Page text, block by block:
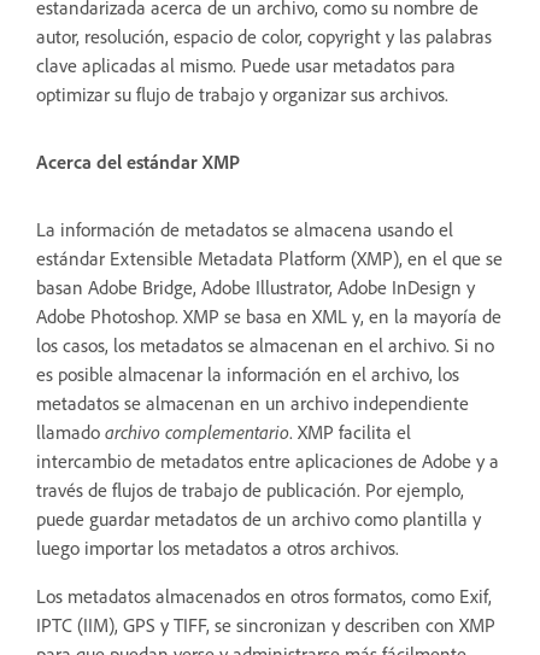
estandarizada acerca de un archivo, como su nombre de
autor, resolución, espacio de color, copyright y las palabras
clave aplicadas al mismo. Puede usar metadatos para
optimizar su flujo de trabajo y organizar sus archivos.
Acerca del estándar XMP
La información de metadatos se almacena usando el
estándar Extensible Metadata Platform (XMP), en el que se
basan Adobe Bridge, Adobe Illustrator, Adobe InDesign y
Adobe Photoshop. XMP se basa en XML y, en la mayoría de
los casos, los metadatos se almacenan en el archivo. Si no
es posible almacenar la información en el archivo, los
metadatos se almacenan en un archivo independiente
llamado archivo complementario. XMP facilita el
intercambio de metadatos entre aplicaciones de Adobe y a
través de flujos de trabajo de publicación. Por ejemplo,
puede guardar metadatos de un archivo como plantilla y
luego importar los metadatos a otros archivos.
Los metadatos almacenados en otros formatos, como Exif,
IPTC (IIM), GPS y TIFF, se sincronizan y describen con XMP